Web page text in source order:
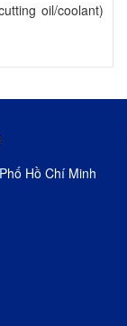
oil/coolant)
Hồ Chí Minh